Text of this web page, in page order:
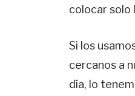
colocar solo
Si los
cercanos a
día, lo